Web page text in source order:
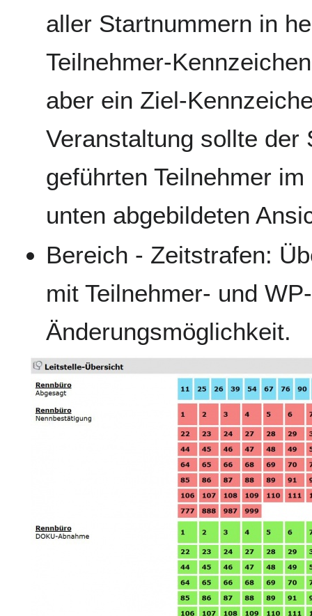
aller Startnummern in
Teilnehmer-
aber ein Ziel-
Veranstaltung sollte der
geführten Teilnehmer
unten abgebildeten
Bereich - Zeitstrafen:
mit Teilnehmer- und
Änderungsmöglichkeit.